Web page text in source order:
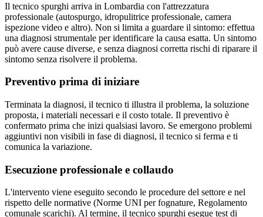
Il tecnico spurghi arriva in Lombardia con l'attrezzatura
professionale (autospurgo, idropulitrice professionale, camera
ispezione video e altro). Non si limita a guardare il sintomo: effettua
una diagnosi strumentale per identificare la causa esatta. Un sintomo
può avere cause diverse, e senza diagnosi corretta rischi di riparare il
sintomo senza risolvere il problema.
Preventivo prima di iniziare
Terminata la diagnosi, il tecnico ti illustra il problema, la soluzione
proposta, i materiali necessari e il costo totale. Il preventivo è
confermato prima che inizi qualsiasi lavoro. Se emergono problemi
aggiuntivi non visibili in fase di diagnosi, il tecnico si ferma e ti
comunica la variazione.
Esecuzione professionale e collaudo
L'intervento viene eseguito secondo le procedure del settore e nel
rispetto delle normative (Norme UNI per fognature, Regolamento
comunale scarichi). Al termine, il tecnico spurghi esegue test di